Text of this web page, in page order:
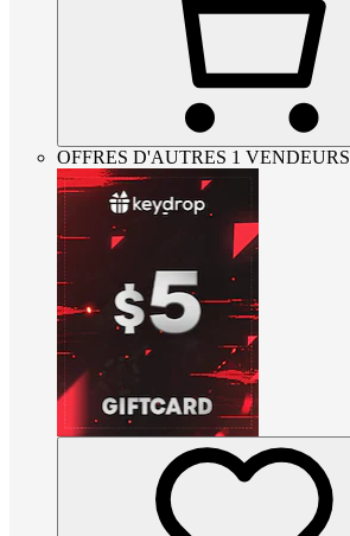
OFFRES D'AUTRES 1 VENDEURS